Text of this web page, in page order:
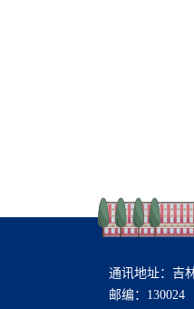
通讯地址：吉
邮编：130024